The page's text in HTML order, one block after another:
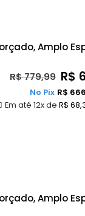
Amplo
R$779,99 R$
Em até 12x de R$
No Pix R$
Amplo